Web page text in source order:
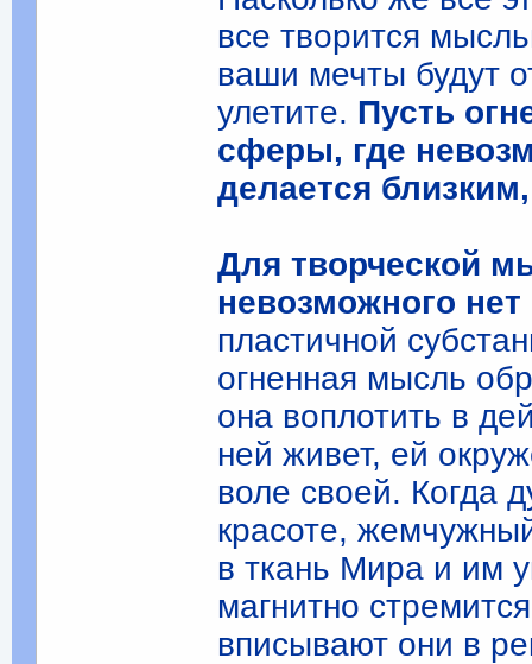
все творится
ваши мечты будут
улетите. Пусть
сферы, где
делается
Для творческой
невозможного
пластичной
огненная мысль
она воплотить в
ней живет, ей
воле своей. Когда
красоте,
в ткань Мира и им
магнитно
вписывают они в